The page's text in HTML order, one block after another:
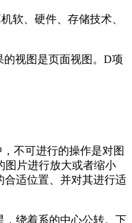
、硬件、存储技术、
视图是页面视图。D项
不可进行的操作是对图
图片进行放大或者缩小
合适位置、并对其进行适
绕着系的中心公转。下